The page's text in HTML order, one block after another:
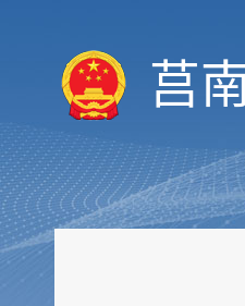
莒
人事信息
会议信息
决策预公开
统计数据